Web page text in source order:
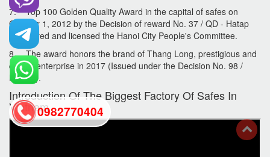
7. Top 100 Golden Quality Award in the capital of safes on
October 1, 2012 by the Decision of reward No. 37 / QD - Hatap
sponsored and licensed the Hanoi City People's Committee.
8. The award honors the brand of Thang Long, prestigious and
quality enterprise in 2017 (Issued under the Decision No. 98 /
HATAP).
Introduction Of The Biggest Factory Of Safes In
Vietnam0982770404